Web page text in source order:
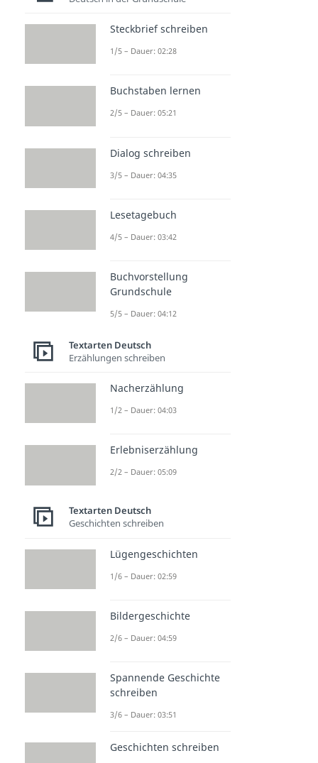
Steckbrief schreiben
1/5 – Dauer: 02:28
Buchstaben lernen
2/5 – Dauer: 05:21
Dialog schreiben
3/5 – Dauer: 04:35
Lesetagebuch
4/5 – Dauer: 03:42
Buchvorstellung
Grundschule
5/5 – Dauer: 04:12
Textarten Deutsch
Erzählungen schreiben
Nacherzählung
1/2 – Dauer: 04:03
Erlebniserzählung
2/2 – Dauer: 05:09
Textarten Deutsch
Geschichten schreiben
Lügengeschichten
1/6 – Dauer: 02:59
Bildergeschichte
2/6 – Dauer: 04:59
Spannende Geschichte
schreiben
3/6 – Dauer: 03:51
Geschichten schreiben